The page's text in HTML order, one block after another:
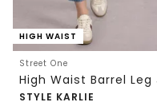
HIGH WAIST
Street One
STYLE KARLIE